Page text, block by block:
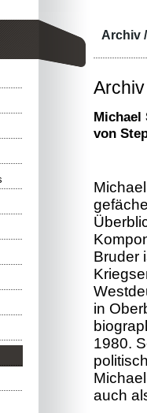
Archiv
Michael
von
Bruder
in
1980.
auch